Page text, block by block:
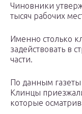
Чиновники
тысяч рабочих
Именно столько
задействовать в
части.
По данным
Клинцы
которые